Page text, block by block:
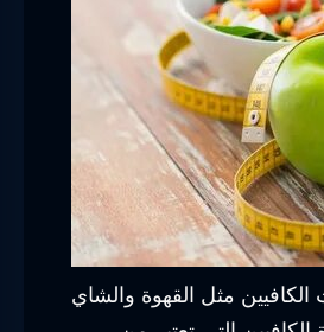
مثل القهوة والشاي